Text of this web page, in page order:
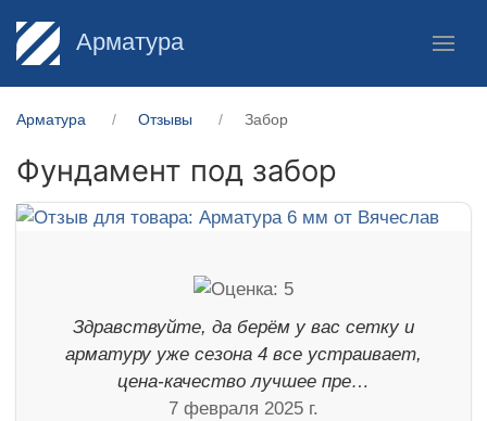
Арматура
Арматура Отзывы Забор
Фундамент под забор
Здравствуйте, да берём у вас сетку и
арматуру уже сезона 4 все устраивает,
цена-качество лучшее пре…
7 февраля 2025 г.